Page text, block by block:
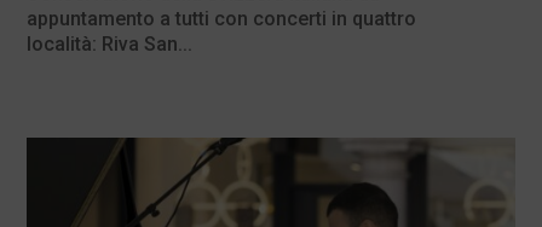
appuntamento a tutti con concerti in quattro
località: Riva San...